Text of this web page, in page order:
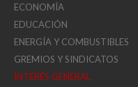
ECONOMÍA
EDUCACIÓN
ENERGÍA Y COMBUSTIBLES
GREMIOS Y SINDICATOS
INTERÉS GENERAL